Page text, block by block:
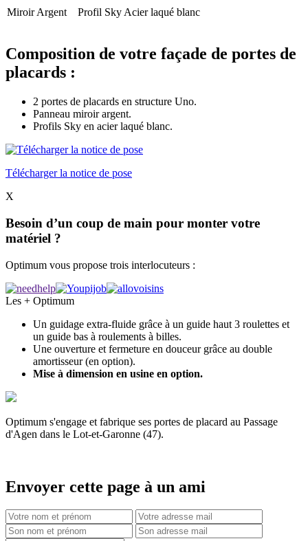
Miroir Argent Profil Sky Acier laqué blanc
Composition de votre façade de portes de
placards :
2 portes de placards en structure Uno.
Panneau miroir argent.
Profils Sky en acier laqué blanc.
Télécharger la notice de pose
X
Besoin d’un coup de main pour monter votre
matériel ?
Optimum vous propose trois interlocuteurs :
Les + Optimum
Un guidage extra-fluide grâce à un guide haut 3 roulettes et
un guide bas à roulements à billes.
Une ouverture et fermeture en douceur grâce au double
amortisseur (en option).
Mise à dimension en usine en option.
Optimum s'engage et fabrique ses portes de placard au Passage
d'Agen dans le Lot-et-Garonne (47).
Envoyer cette page à un ami